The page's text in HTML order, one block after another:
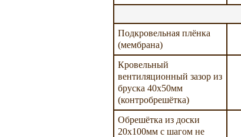
Подкровельная плёнка
(мембрана)
Кровельный
вентиляционный зазор из
бруска 40х50мм
(контробрешётка)
Обрешётка из доски
20х100мм с шагом не